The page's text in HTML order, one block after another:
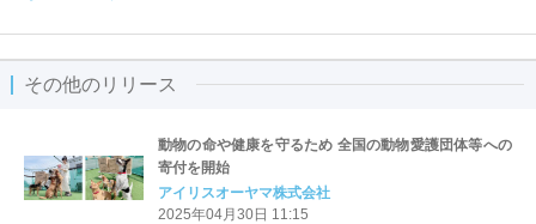
その他のリリース
動物の命や健康を守るため 全国の動物愛護団体等への
寄付を開始
アイリスオーヤマ株式会社
2025年04月30日 11:15